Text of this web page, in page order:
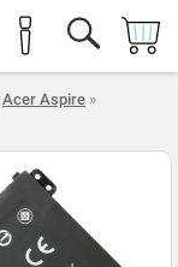
Acer Aspire »